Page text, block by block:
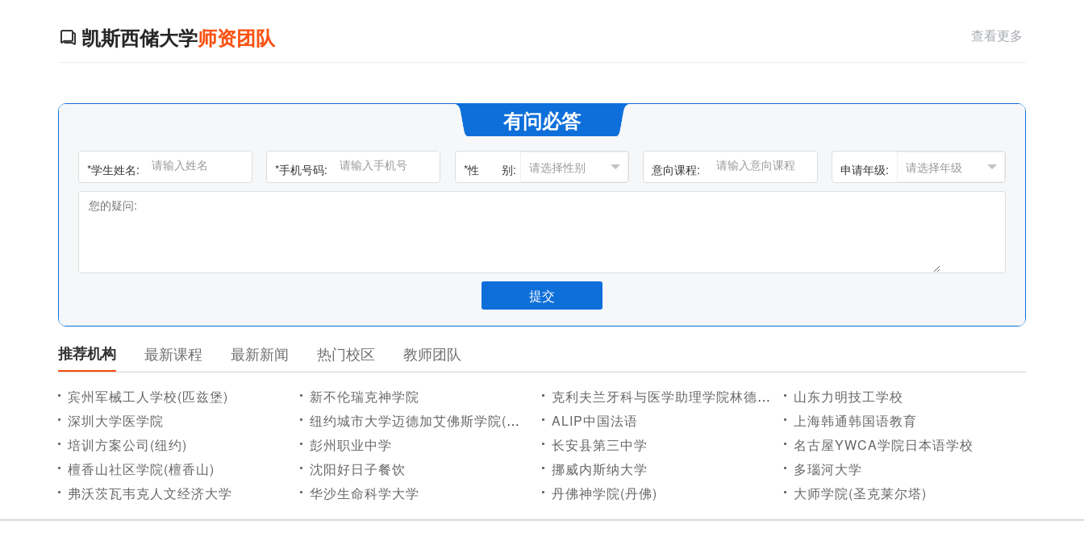
 凯斯西储大学师资团队 查看更多
有问必答
*学生姓名: *手机号码: *性 别: 意向课程: 申请年级:
推荐机构 最新课程 最新新闻 热门校区 教师团队
宾州军械工人学校(匹兹堡) 新不伦瑞克神学院 克利夫兰牙科与医学助理学院林德赫斯特分校(林德赫斯特)
山东力明技工学校
深圳大学医学院
纽约城市大学迈德加艾佛斯学院(布鲁克林) ALIP中国法语
上海韩通韩国语教育
培训方案公司(纽约)
彭州职业中学 长安县第三中学
名古屋YWCA学院日本语学校
檀香山社区学院(檀香山)
沈阳好日子餐饮 挪威内斯纳大学
多瑙河大学
弗沃茨瓦韦克人文经济大学
华沙生命科学大学 丹佛神学院(丹佛) 大师学院(圣克莱尔塔)